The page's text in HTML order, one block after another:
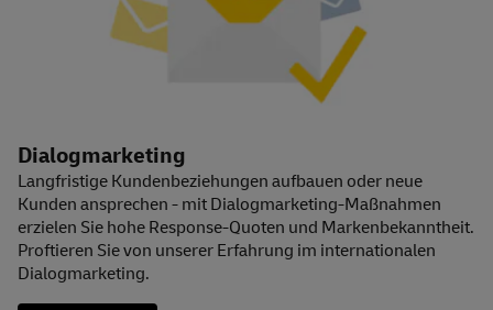
Dialogmarketing
Langfristige Kundenbeziehungen aufbauen oder neue
Kunden ansprechen - mit Dialogmarketing-Maßnahmen
erzielen Sie hohe Response-Quoten und Markenbekanntheit.
Proftieren Sie von unserer Erfahrung im internationalen
Dialogmarketing.